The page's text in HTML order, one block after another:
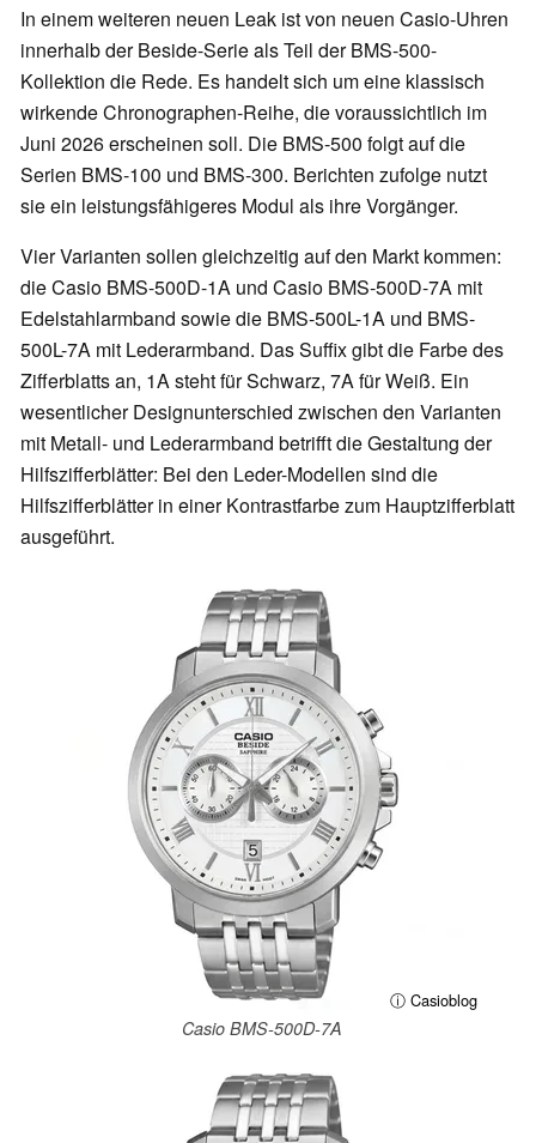
In einem weiteren neuen Leak ist von neuen Casio-Uhren
innerhalb der Beside-Serie als Teil der BMS-500-
Kollektion die Rede. Es handelt sich um eine klassisch
wirkende Chronographen-Reihe, die voraussichtlich im
Juni 2026 erscheinen soll. Die BMS-500 folgt auf die
Serien BMS-100 und BMS-300. Berichten zufolge nutzt
sie ein leistungsfähigeres Modul als ihre Vorgänger.
Vier Varianten sollen gleichzeitig auf den Markt kommen:
die Casio BMS-500D-1A und Casio BMS-500D-7A mit
Edelstahlarmband sowie die BMS-500L-1A und BMS-
500L-7A mit Lederarmband. Das Suffix gibt die Farbe des
Zifferblatts an, 1A steht für Schwarz, 7A für Weiß. Ein
wesentlicher Designunterschied zwischen den Varianten
mit Metall- und Lederarmband betrifft die Gestaltung der
Hilfszifferblätter: Bei den Leder-Modellen sind die
Hilfszifferblätter in einer Kontrastfarbe zum Hauptzifferblatt
ausgeführt.
ⓘ Casioblog
Casio BMS-500D-7A